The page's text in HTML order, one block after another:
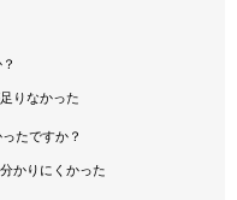
りなかった
たですか？
分かりにくかった